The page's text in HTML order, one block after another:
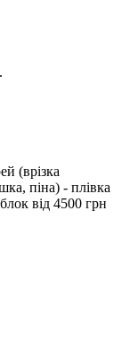
(врізка
піна) - плівка
від 4500 грн